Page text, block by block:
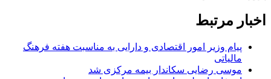
اخبار مرتبط
پیام وزیر امور اقتصادی و دارایی به مناسبت هفته فرهنگ
مالیاتی
موسی رضایی سکاندار بیمه مرکزی شد